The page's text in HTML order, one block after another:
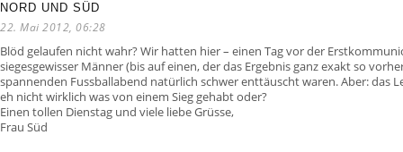
NORD UND SÜD
22. Mai 2012, 06:28
Blöd gelaufen nicht wahr? Wir hatten hier – einen Tag vor der
siegesgewisser Männer (bis auf einen, der das Ergebnis ganz exakt so
spannenden Fussballabend natürlich schwer enttäuscht waren. Aber: das
eh nicht wirklich was von einem Sieg gehabt oder?
Einen tollen Dienstag und viele liebe Grüsse,
Frau Süd